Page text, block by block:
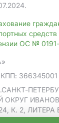
ОС №
366345001
К. 2, ЛИТЕРА